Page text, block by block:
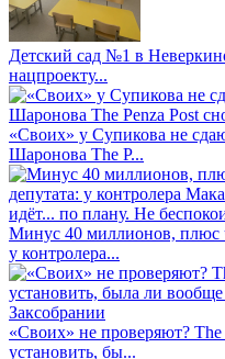
Детский сад №1 в
нацпроекту...
«Своих» у Супикова не
Шаронова The P...
Минус 40 миллионов, плюс
у контролера...
«Своих» не проверяют? The
установить, бы...